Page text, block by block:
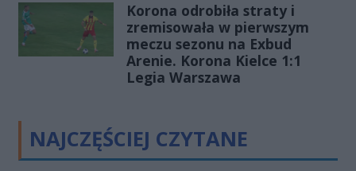
Korona odrobiła straty i
zremisowała w pierwszym
meczu sezonu na Exbud
Arenie. Korona Kielce 1:1
Legia Warszawa
NAJCZĘŚCIEJ CZYTANE